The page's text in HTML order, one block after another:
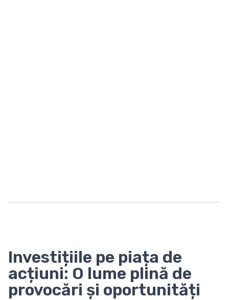
Investițiile pe piața de
acțiuni: O lume plină de
provocări și oportunități